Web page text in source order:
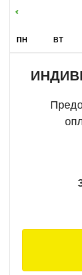
вам нужно!
морской
С нами вы
ПН ВТ